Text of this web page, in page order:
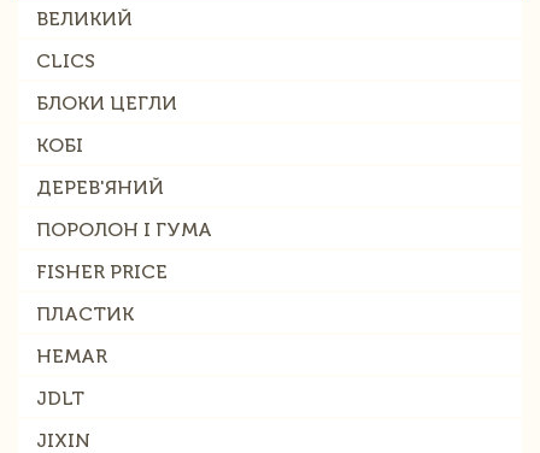
ВЕЛИКИЙ
CLICS
БЛОКИ ЦЕГЛИ
КОБІ
ДЕРЕВ'ЯНИЙ
ПОРОЛОН І ГУМА
FISHER PRICE
ПЛАСТИК
HEMAR
JDLT
JIXIN